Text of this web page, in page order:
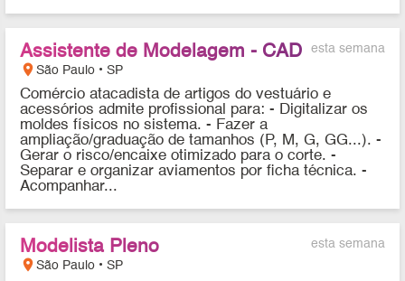
esta semana
Assistente de Modelagem - CAD
location_onSão Paulo • SP
Comércio atacadista de artigos do vestuário e
acessórios admite profissional para: - Digitalizar os
moldes físicos no sistema. - Fazer a
ampliação/graduação de tamanhos (P, M, G, GG...). -
Gerar o risco/encaixe otimizado para o corte. -
Separar e organizar aviamentos por ficha técnica. -
Acompanhar...
esta semana
Modelista Pleno
location_onSão Paulo • SP